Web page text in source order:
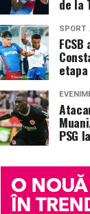
de la
SPORT
PSG